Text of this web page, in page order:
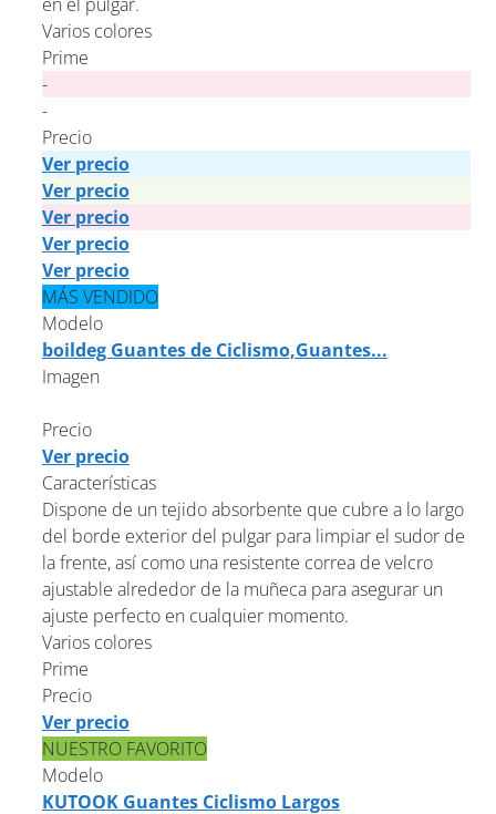
Varios colores
Prime
-
-
Precio
Ver precio
Ver precio
Ver precio
Ver precio
Ver precio
MÁS VENDIDO
Modelo
boildeg Guantes de Ciclismo,Guantes...
Imagen
Precio
Ver precio
Características
Dispone de un tejido absorbente que cubre a lo largo
del borde exterior del pulgar para limpiar el sudor de
la frente, así como una resistente correa de velcro
ajustable alrededor de la muñeca para asegurar un
ajuste perfecto en cualquier momento.
Varios colores
Prime
Precio
Ver precio
NUESTRO FAVORITO
Modelo
KUTOOK Guantes Ciclismo Largos